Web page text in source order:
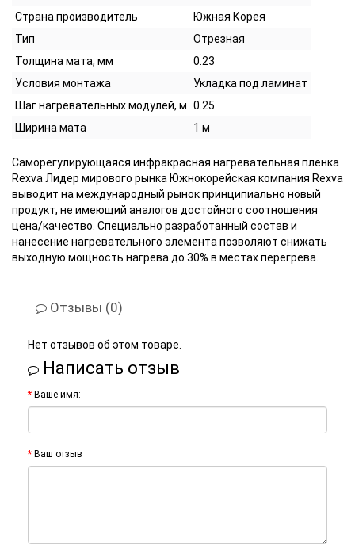
Страна производитель
Южная Корея
Тип
Отрезная
Толщина мата, мм
0.23
Условия монтажа
Укладка под ламинат
Шаг нагревательных модулей, м 0.25
Ширина мата
1 м
Саморегулирующаяся инфракрасная нагревательная пленка
Rexva Лидер мирового рынка Южнокорейская компания Rexva
выводит на международный рынок принципиально новый
продукт, не имеющий аналогов достойного соотношения
цена/качество. Специально разработанный состав и
нанесение нагревательного элемента позволяют снижать
выходную мощность нагрева до 30% в местах перегрева.
Отзывы (0)
Нет отзывов об этом товаре.
Написать отзыв
Ваше имя:
Ваш отзыв